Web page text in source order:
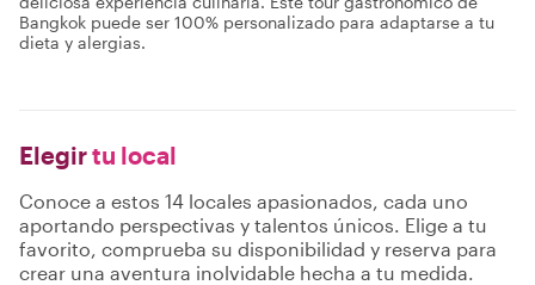
Bangkok puede ser 100% personalizado para adaptarse a tu
dieta y alergias.
Elegirtu local
Conoce a estos 14 locales apasionados, cada uno
aportando perspectivas y talentos únicos. Elige a tu
favorito, comprueba su disponibilidad y reserva para
crear una aventura inolvidable hecha a tu medida.